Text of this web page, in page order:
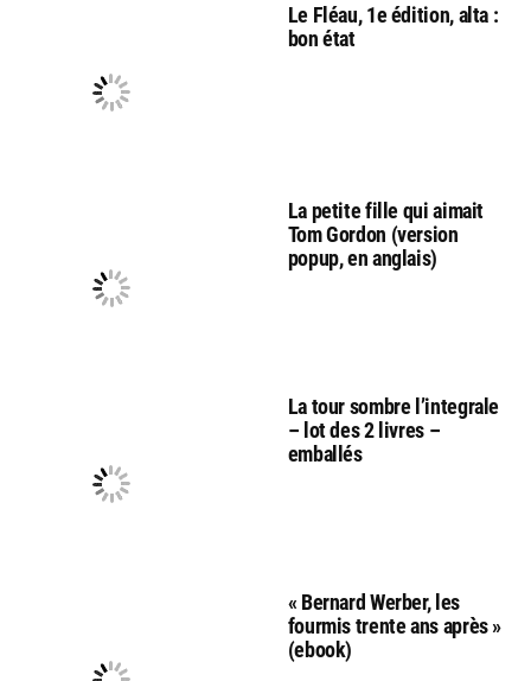
Le Fléau, 1e édition, alta :
bon état
La petite fille qui aimait
Tom Gordon (version
popup, en anglais)
La tour sombre l’integrale
– lot des 2 livres –
emballés
« Bernard Werber, les
fourmis trente ans après »
(ebook)